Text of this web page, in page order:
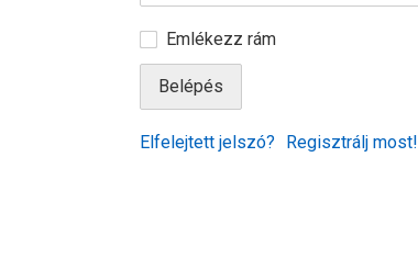
Emlékezz rám
Elfelejtett jelszó? Regisztrálj most!